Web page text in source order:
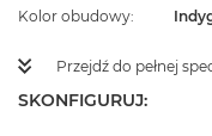
Kolor obudowy
Przejdź do pełnej
SKONFIGURUJ: